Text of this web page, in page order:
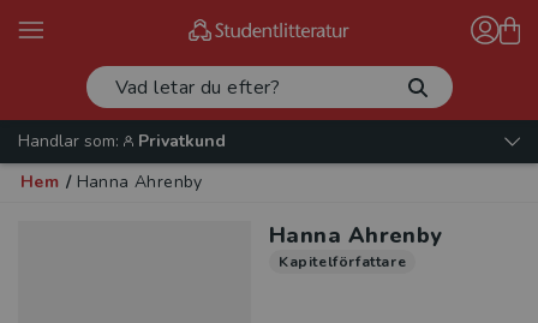
Handlar som:
Privatkund
Hem / Hanna Ahrenby
Hanna Ahrenby
Kapitelförfattare